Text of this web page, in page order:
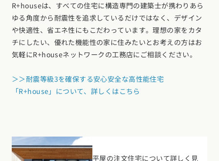
R+houseは、すべての住宅に構造専門の建築士が携わりあら
ゆる角度から耐震性を追求しているだけではなく、デザイン
や快適性、省エネ性にもこだわっています。理想の家をカタ
チにしたい、優れた機能性の家に住みたいとお考えの方はお
気軽にR+houseネットワークの工務店にご相談ください。
＞＞耐震等級3を確保する安心安全な高性能住宅
「R+house」について、詳しくはこちら
平屋の注文住宅について詳しく見